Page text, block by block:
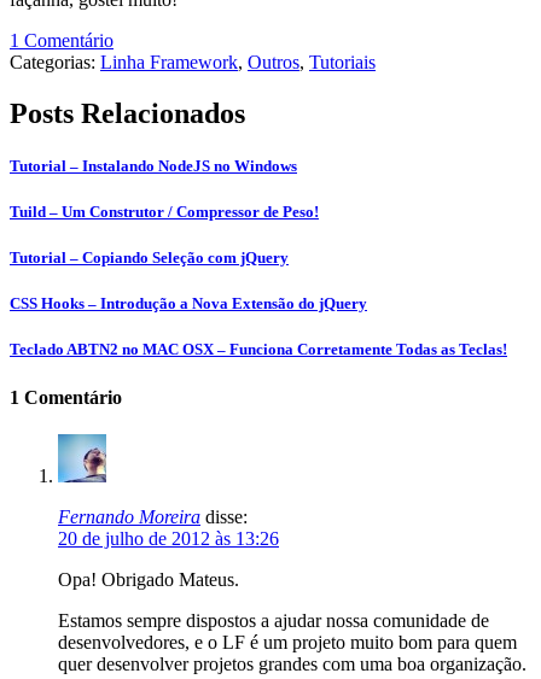
1 Comentário
Categorias: Linha Framework, Outros, Tutoriais
Posts Relacionados
Tutorial – Instalando NodeJS no Windows
Tuild – Um Construtor / Compressor de Peso!
Tutorial – Copiando Seleção com jQuery
CSS Hooks – Introdução a Nova Extensão do jQuery
Teclado ABTN2 no MAC OSX – Funciona Corretamente Todas as Teclas!
1 Comentário
Fernando Moreira disse:
20 de julho de 2012 às 13:26
Opa! Obrigado Mateus.
Estamos sempre dispostos a ajudar nossa comunidade de
desenvolvedores, e o LF é um projeto muito bom para quem
quer desenvolver projetos grandes com uma boa organização.